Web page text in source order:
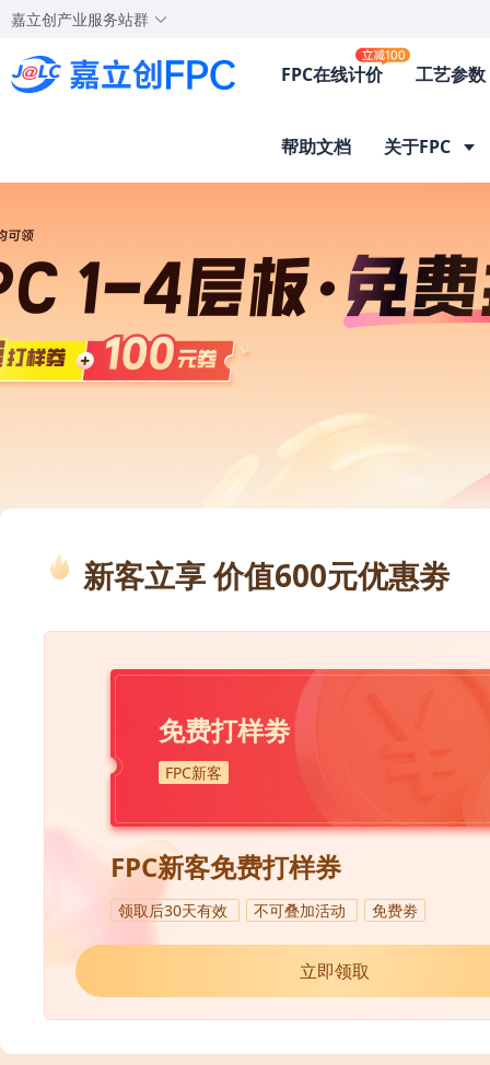
嘉立创产业服务站群
FPC在线计价 工艺参数
帮助文档 关于FPC
新客立享 价值600元优惠劵
免费打样劵
FPC新客
FPC新客免费打样券
领取后30天有效 不可叠加活动 免费劵
立即领取